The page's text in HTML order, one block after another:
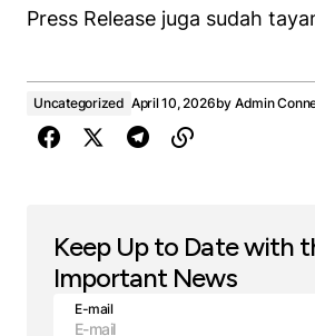
Press Release juga sudah
Uncategorized April 10, 2026by Admin
Keep Up to Date with
Important News
E-mail